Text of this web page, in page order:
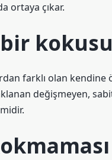
ortaya çıkar.
kokusu
farklı olan kendine
değişmeyen,